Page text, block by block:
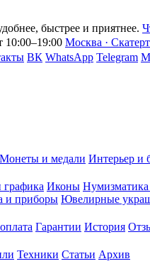
быстрее и приятнее.
Москва ·
ВК WhatsApp Telegram
Монеты и медали Интерьер и
Иконы
и приборы Ювелирные
Гарантии История
Техники Статьи Архив